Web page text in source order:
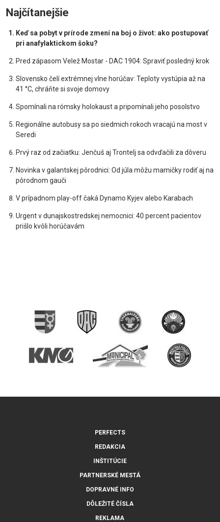
Najčítanejšie
Keď sa pobyt v prírode zmení na boj o život: ako postupovať
pri anafylaktickom šoku?
Pred zápasom Velež Mostar - DAC 1904: Spraviť posledný krok
Slovensko čelí extrémnej vlne horúčav: Teploty vystúpia až na
41 °C, chráňte si svoje domovy
Spomínali na rómsky holokaust a pripomínali jeho posolstvo
Regionálne autobusy sa po siedmich rokoch vracajú na most v
Seredi
Prvý raz od začiatku: Jenčuš aj Trontelj sa odvďačili za dôveru
Novinka v galantskej pôrodnici: Od júla môžu mamičky rodiť aj na
pôrodnom gauči
V prípadnom play-off čaká Dynamo Kyjev alebo Karabach
Urgent v dunajskostredskej nemocnici: 40 percent pacientov
prišlo kvôli horúčavám
PERFECTS
REDAKCIA
INŠTITÚCIE
PARTNERSKÉ MESTÁ
DOPRAVNÉ INFO
DÔLEŽITÉ ČÍSLA
REKLAMA